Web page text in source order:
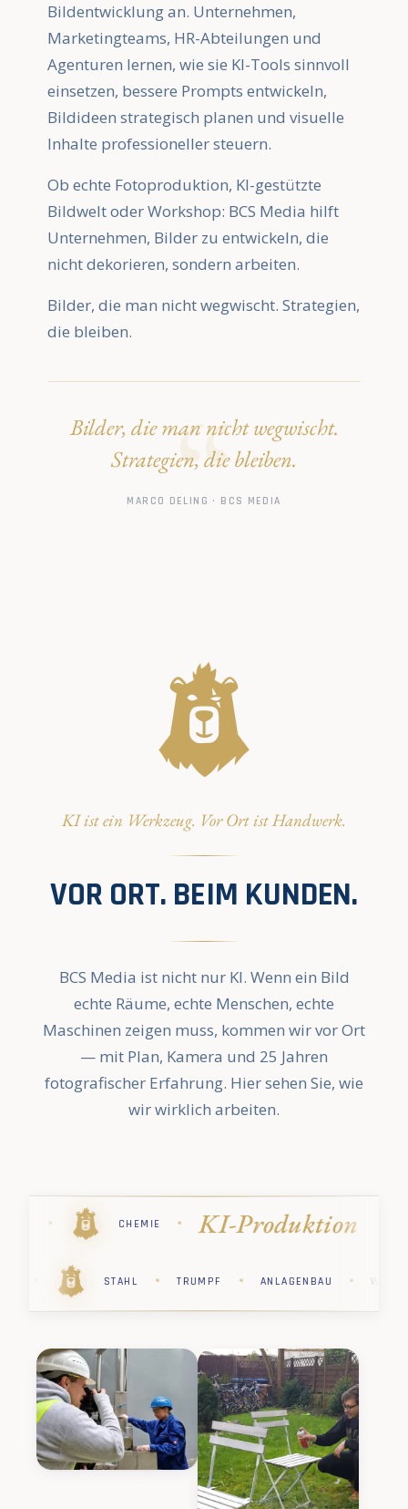
Bildentwicklung an. Unternehmen,
Marketingteams, HR-Abteilungen und
Agenturen lernen, wie sie KI-Tools sinnvoll
einsetzen, bessere Prompts entwickeln,
Bildideen strategisch planen und visuelle
Inhalte professioneller steuern.
Ob echte Fotoproduktion, KI-gestützte
Bildwelt oder Workshop: BCS Media hilft
Unternehmen, Bilder zu entwickeln, die
nicht dekorieren, sondern arbeiten.
Bilder, die man nicht wegwischt. Strategien,
die bleiben.
Bilder, die man nicht wegwischt.
Strategien, die bleiben.
MARCO DELING · BCS MEDIA
KI ist ein Werkzeug. Vor Ort ist Handwerk.
VOR ORT. BEIM KUNDEN.
BCS Media ist nicht nur KI. Wenn ein Bild
echte Räume, echte Menschen, echte
Maschinen zeigen muss, kommen wir vor Ort
— mit Plan, Kamera und 25 Jahren
fotografischer Erfahrung. Hier sehen Sie, wie
wir wirklich arbeiten.
STIHL PHARMA KÄRCHER ·
PHARMA · STIHL · CHEMIE · SAP ·